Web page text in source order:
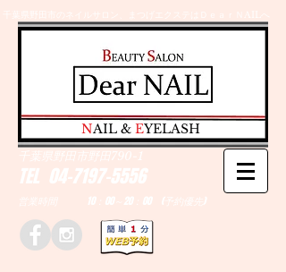
千葉県野田市のネイルサロン、まつげエクステはＤｅａｒＮAILへ
TEL 04-7197-5556
営業時間 10：00～20：00 (予約優先)
千葉県野田市野田790-1
​NAIL & EYELASH